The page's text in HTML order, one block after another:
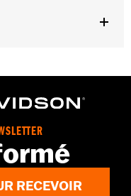
Wolverine -
TIGE : 5.25” / HAUTEUR
RECEVOIR